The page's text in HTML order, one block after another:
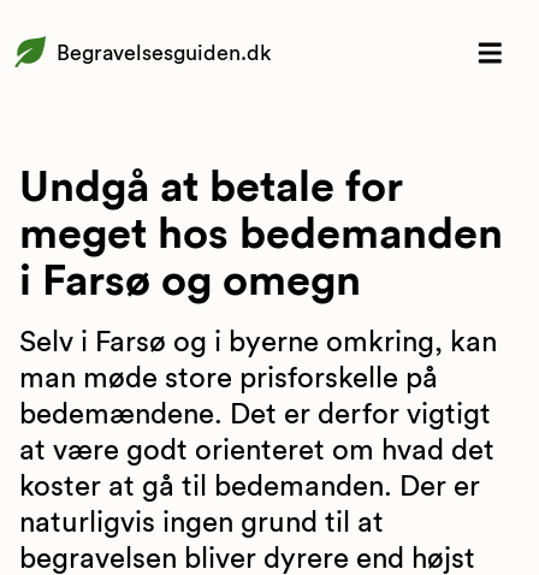
Begravelsesguiden.dk
Undgå at betale for
meget hos bedemanden
i Farsø og omegn
Selv i Farsø og i byerne omkring, kan
man møde store prisforskelle på
bedemændene. Det er derfor vigtigt
at være godt orienteret om hvad det
koster at gå til bedemanden. Der er
naturligvis ingen grund til at
begravelsen bliver dyrere end højst